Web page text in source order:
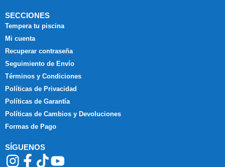
SECCIONES
Tempera tu piscina
Mi cuenta
Recuperar contraseña
Seguimiento de Envío
Términos y Condiciones
Políticas de Privacidad
Políticas de Garantía
Políticas de Cambios y Devoluciones
Formas de Pago
SÍGUENOS